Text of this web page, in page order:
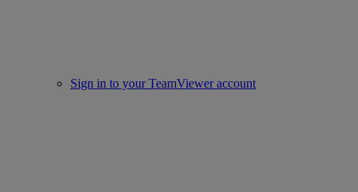
Sign in to your TeamViewer account